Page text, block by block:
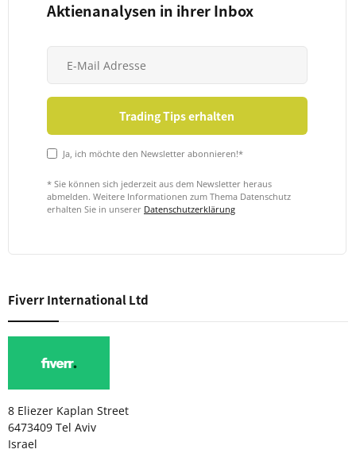
Aktienanalysen in ihrer Inbox
Ja, ich möchte den Newsletter abonnieren!*
* Sie können sich jederzeit aus dem Newsletter heraus
abmelden. Weitere Informationen zum Thema Datenschutz
erhalten Sie in unserer Datenschutzerklärung
Fiverr International Ltd
8 Eliezer Kaplan Street
6473409 Tel Aviv
Israel